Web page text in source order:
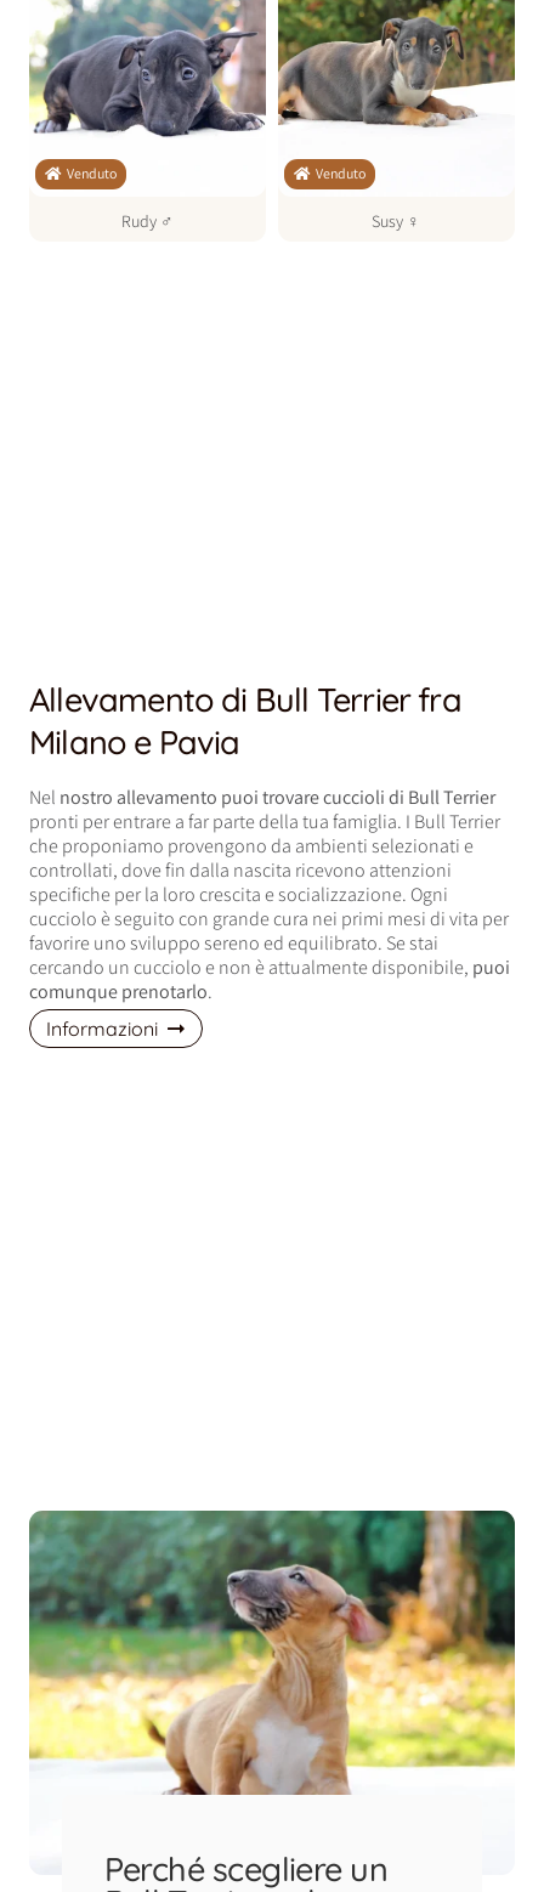
Venduto
Rudy ♂
Venduto
Susy ♀
Allevamento di Bull Terrier fra
Milano e Pavia
Nel nostro allevamento puoi trovare cuccioli di Bull Terrier
pronti per entrare a far parte della tua famiglia. I Bull Terrier
che proponiamo provengono da ambienti selezionati e
controllati, dove fin dalla nascita ricevono attenzioni
specifiche per la loro crescita e socializzazione. Ogni
cucciolo è seguito con grande cura nei primi mesi di vita per
favorire uno sviluppo sereno ed equilibrato. Se stai
cercando un cucciolo e non è attualmente disponibile, puoi
comunque prenotarlo.
Informazioni
Perché scegliere un